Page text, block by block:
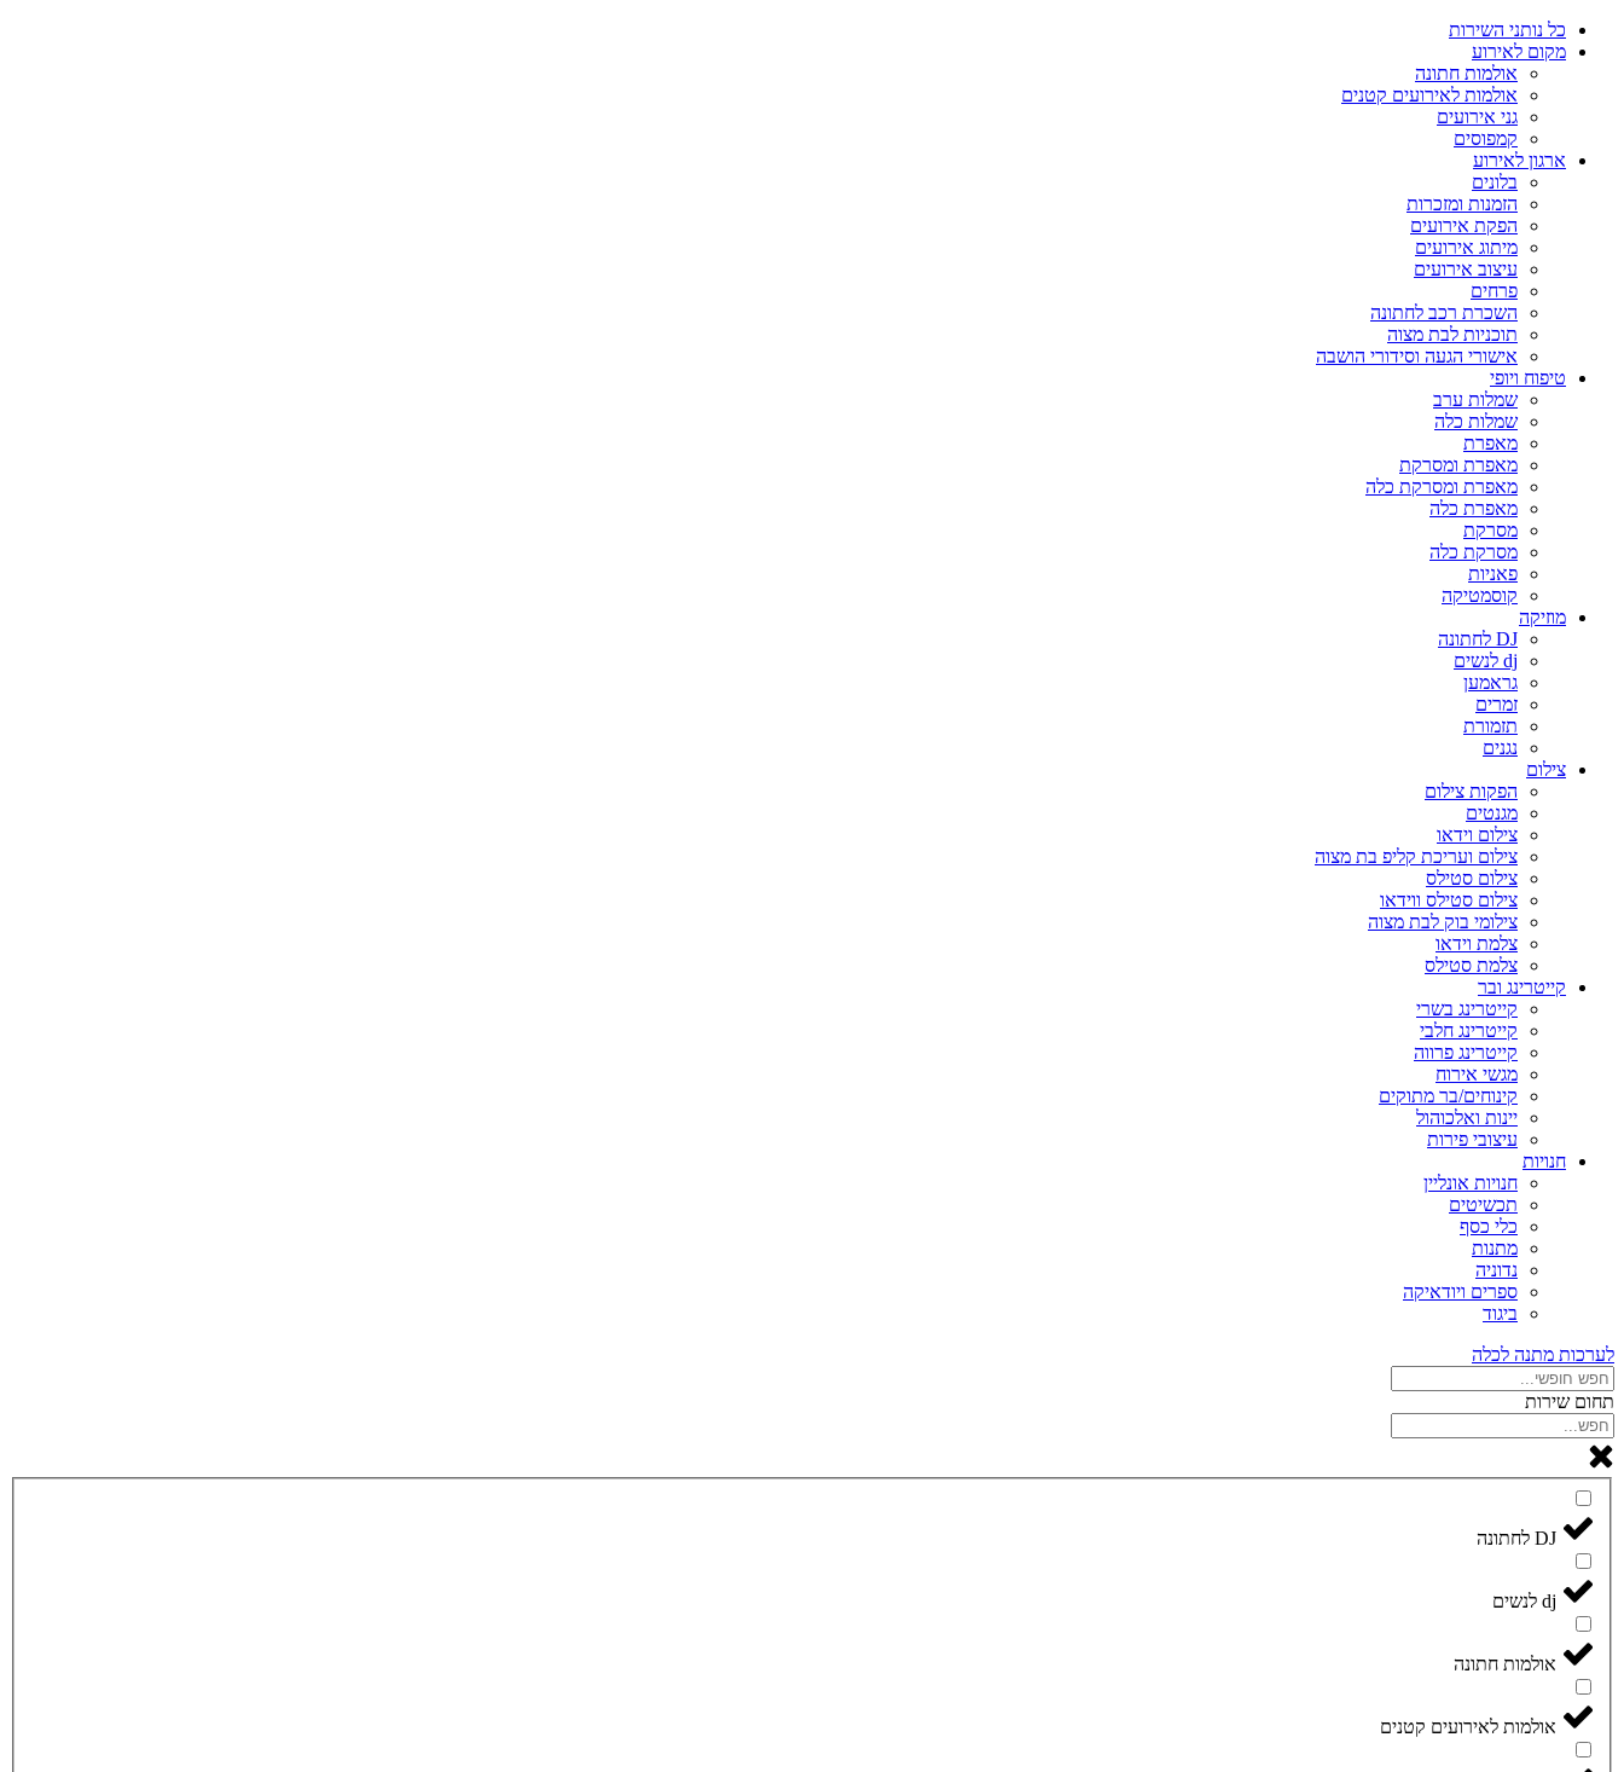
כל נותני השירות
מקום לאירוע
אולמות חתונה
אולמות לאירועים קטנים
גני אירועים
קמפוסים
ארגון לאירוע
בלונים
הזמנות ומזכרות
הפקת אירועים
מיתוג אירועים
עיצוב אירועים
פרחים
השכרת רכב לחתונה
תוכניות לבת מצוה
אישורי הגעה וסידורי הושבה
טיפוח ויופי
שמלות ערב
שמלות כלה
מאפרת
מאפרת ומסרקת
מאפרת ומסרקת כלה
מאפרת כלה
מסרקת
מסרקת כלה
פאניות
קוסמטיקה
מוזיקה
DJ לחתונה
dj לנשים
גראמען
זמרים
תזמורת
נגנים
צילום
הפקות צילום
מגנטים
צילום וידאו
צילום ועריכת קליפ בת מצוה
צילום סטילס
צילום סטילס ווידאו
צילומי בוק לבת מצוה
צלמת וידאו
צלמת סטילס
קייטרינג ובר
קייטרינג בשרי
קייטרינג חלבי
קייטרינג פרווה
מגשי אירוח
קינוחים/בר מתוקים
יינות ואלכוהול
עיצובי פירות
חנויות
חנויות אונליין
תכשיטים
כלי כסף
מתנות
נדוניה
ספרים ויודאיקה
ביגוד
לערכות מתנה לכלה
תחום שירות
DJ לחתונה
dj לנשים
אולמות חתונה
אולמות לאירועים קטנים